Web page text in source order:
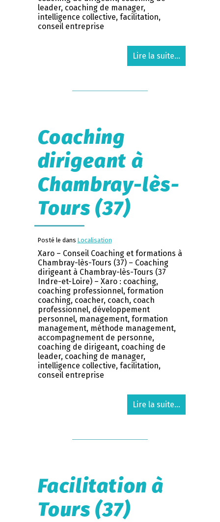
leader, coaching de manager,
intelligence collective, facilitation,
conseil entreprise
Lire la suite...
Coaching
dirigeant à
Chambray-lès-
Tours (37)
Posté le dans Localisation
Xaro – Conseil Coaching et formations à
Chambray-lès-Tours (37) – Coaching
dirigeant à Chambray-lès-Tours (37
Indre-et-Loire) – Xaro : coaching,
coaching professionnel, formation
coaching, coacher, coach, coach
professionnel, développement
personnel, management, formation
management, méthode management,
accompagnement de personne,
coaching de dirigeant, coaching de
leader, coaching de manager,
intelligence collective, facilitation,
conseil entreprise
Lire la suite...
Facilitation à
Tours (37)